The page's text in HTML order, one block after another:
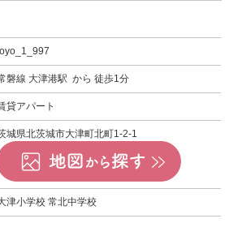
磐線 大津港駅 から 徒歩1分
貸アパート
城県北茨城市大津町北町1-2-1
津小学校 常北中学校